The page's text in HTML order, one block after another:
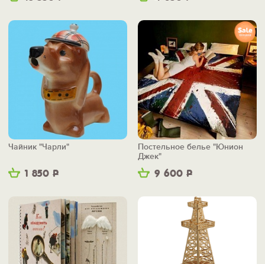
1 850 Р
Чайник "Чарли"
9 600 Р
Постельное белье "Юнион
Джек"